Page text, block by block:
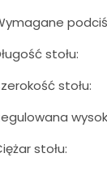
stołu:
stołu:
stołu: